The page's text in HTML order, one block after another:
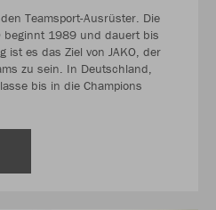
Teamsport-Ausrüster. Die
beginnt 1989 und dauert bis
ist es das Ziel von JAKO, der
zu sein. In Deutschland,
bis in die Champions